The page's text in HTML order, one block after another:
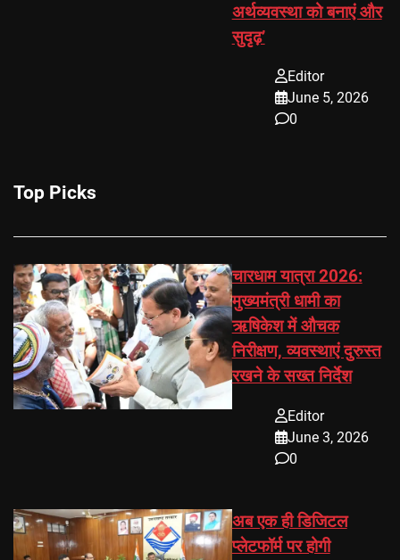
अर्थव्यवस्था को बनाएं और
सुदृढ़’
Editor
June 5, 2026
0
Top Picks
चारधाम यात्रा 2026:
मुख्यमंत्री धामी का
ऋषिकेश में औचक
निरीक्षण, व्यवस्थाएं दुरुस्त
रखने के सख्त निर्देश
Editor
June 3, 2026
0
अब एक ही डिजिटल
प्लेटफॉर्म पर होगी